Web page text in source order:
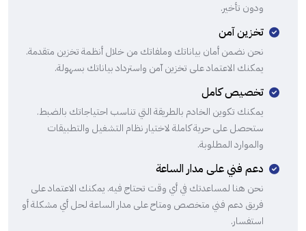
ودون تأخير.
تخزين آمن
نحن نضمن أمان بياناتك وملفاتك من خلال أنظمة تخزين متقدمة.
يمكنك الاعتماد على تخزين آمن واسترداد بياناتك بسهولة.
تخصيص كامل
يمكنك تكوين الخادم بالطريقة التي تناسب احتياجاتك بالضبط.
ستحصل على حرية كاملة لاختيار نظام التشغيل والتطبيقات
والموارد المطلوبة.
دعم فني على مدار الساعة
نحن هنا لمساعدتك في أي وقت تحتاج فيه. يمكنك الاعتماد على
فريق دعم فني متخصص ومتاح على مدار الساعة لحل أي مشكلة أو
استفسار.